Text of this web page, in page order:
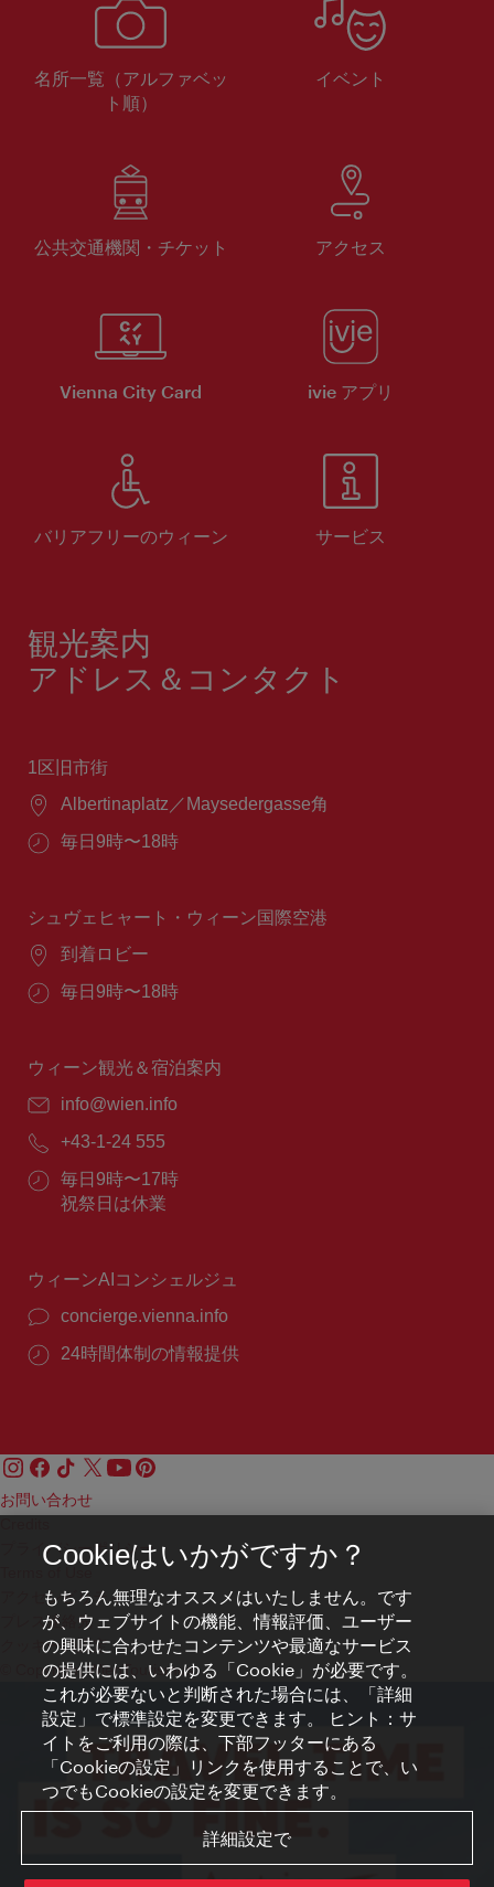
名所一覧（アルファベッ
ト順）
イベント
公共交通機関・チケット アクセス
Vienna City Card ivie アプリ
バリアフリーのウィーン サービス
観光案内
アドレス＆コンタクト
1区旧市街
場
Albertinaplatz／Maysedergasse角
営
間：
毎日9時〜18時
シュヴェヒャート・ウィーン国際空港
場
到着ロビー
営
間：
毎日9時〜18時
ウィーン観光＆宿泊案内
E
ー
ル：
info@wien.info
電
番
号：
+43-1-24 555
営
業
毎日9時〜17時
祝祭日は休業
ウィーンAIコンシェルジュ
concierge.vienna.info
24時間体制の情報提供
お問い合わせ
プライバシーポリシー
アクセシビリティ
プレス連絡先
クッキーの設定
© Copyright WienTourismus
Cookieはいかがですか？
もちろん無理なオススメはいたしません。です
が、ウェブサイトの機能、情報評価、ユーザー
の興味に合わせたコンテンツや最適なサービス
の提供には、いわゆる「Cookie」が必要です。
これが必要ないと判断された場合には、「詳細
設定」で標準設定を変更できます。 ヒント：サ
イトをご利用の際は、下部フッターにある
「Cookieの設定」リンクを使用することで、い
つでもCookieの設定を変更できます。
詳細設定で